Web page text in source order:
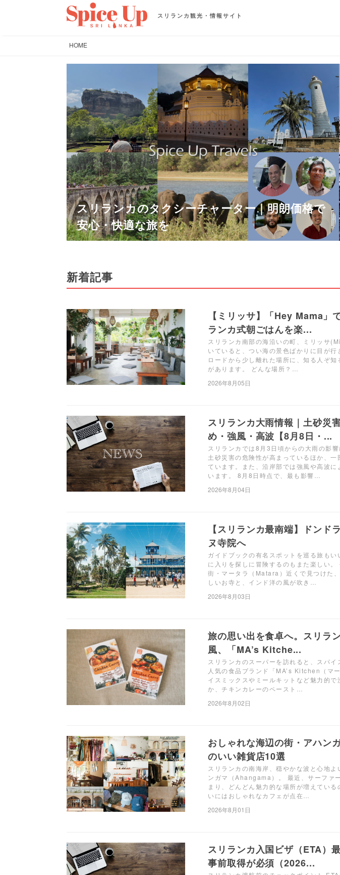
スリランカ観光・情報サイト
HOME
スリランカのタクシーチャーター｜明朗価格で
安心・快適な旅を
新着記事
【ミリッサ】「Hey Mama」
ランカ式朝ごはんを楽...
スリランカ南部の海沿いの町、ミリッサ
いていると、つい海の景色ばかりに目が行
ロードから少し離れた場所に、知る人ぞ
があります。 どんな場所？…
2026年8月05日
スリランカ大雨情報｜土砂災
め・強風・高波【8月8日・...
スリランカでは8月3日頃からの大雨の影
土砂災害の危険性が高まっているほか、一
ています。また、沿岸部では強風や高波に
います。 8月8日時点で、最も影響…
2026年8月04日
【スリランカ最南端】ドンド
ヌ寺院へ
ガイドブックの有名スポットを巡る旅も
に入りを探しに冒険するのもまた楽しい
街・マータラ（Matara）近くで見つけた
しいお寺と、インド洋の風が吹き…
2026年8月03日
旅の思い出を食卓へ。スリラ
風、「MA’s Kitche...
スリランカのスーパーを訪れると、スパ
人気の食品ブランド「MA’s Kitchen（マ
イスミックスやミールキットなど魅力的で
か、チキンカレーのペースト…
2026年8月02日
おしゃれな海辺の街・アハン
のいい雑貨店10選
スリランカの南海岸、穏やかな波と心地
ンガマ（Ahangama）。 最近、サーファ
まり、どんどん魅力的な場所が増えてい
いにはおしゃれなカフェが点在…
2026年8月01日
スリランカ入国ビザ（ETA）
事前取得が必須（2026...